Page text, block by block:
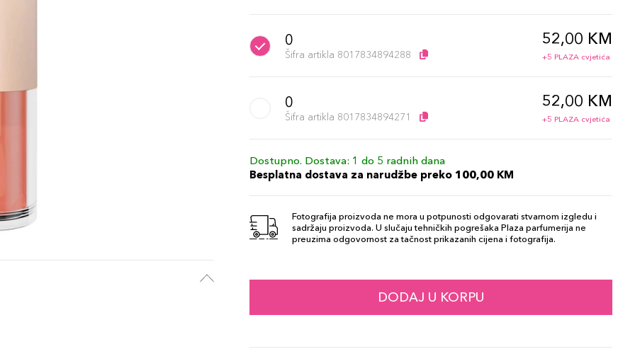
0
Šifra artikla 8017834894288
52,00 KM
+5 PLAZA cvjetića
0
Šifra artikla 8017834894271
52,00 KM
+5 PLAZA cvjetića
Dostupno. Dostava: 1 do 5 radnih dana
Besplatna dostava za narudžbe preko 100,00 KM
Fotografija proizvoda ne mora u potpunosti odgovarati stvarnom izgledu i
sadržaju proizvoda. U slučaju tehničkih pogrešaka Plaza parfumerija ne
preuzima odgovornost za tačnost prikazanih cijena i fotografija.
DODAJ U KORPU